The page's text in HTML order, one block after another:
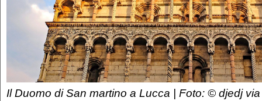
Il Duomo di San martino a Lucca | Foto: © djedj